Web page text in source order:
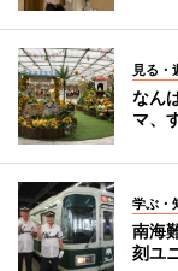
見る・
なん
マ、
学ぶ・
南海
刻ユ